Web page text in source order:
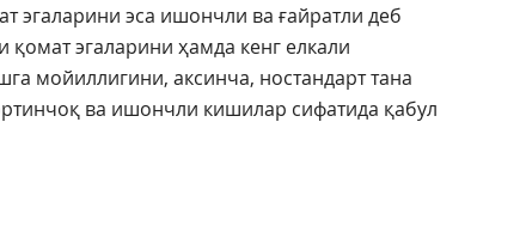
эгаларини эса ишончли ва ғайратли деб
эгаларини ҳамда кенг елкали
мойиллигини, аксинча, ностандарт тана
ва ишончли кишилар сифатида қабул